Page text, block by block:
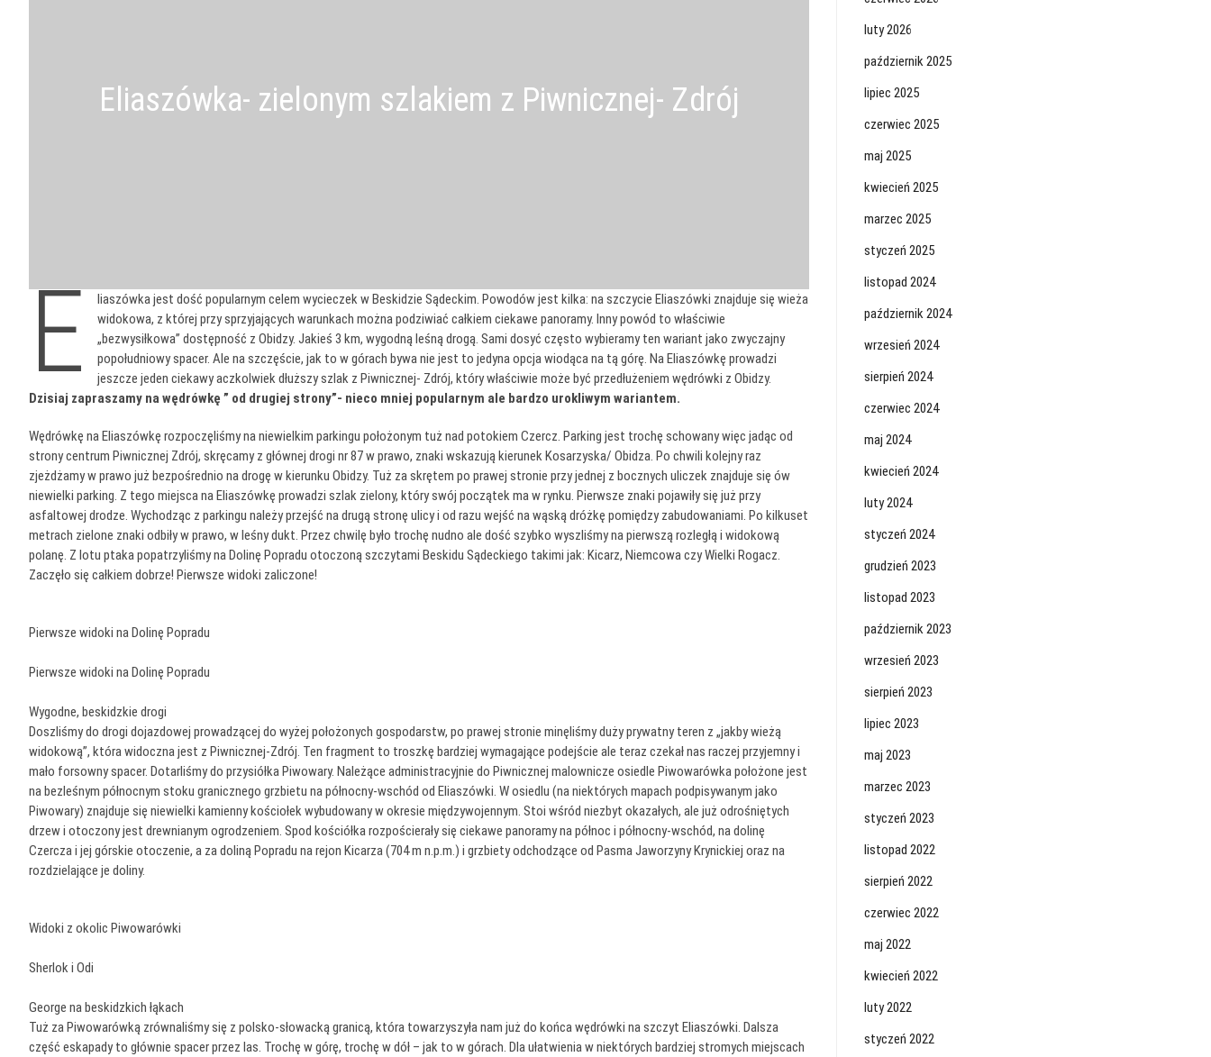
Eliaszówka- zielonym szlakiem z Piwnicznej- Zdrój
E
liaszówka jest dość popularnym celem wycieczek w Beskidzie Sądeckim. Powodów jest kilka: na szczycie Eliaszówki znajduje się wieża
widokowa, z której przy sprzyjających warunkach można podziwiać całkiem ciekawe panoramy. Inny powód to właściwie
„bezwysiłkowa” dostępność z Obidzy. Jakieś 3 km, wygodną leśną drogą. Sami dosyć często wybieramy ten wariant jako zwyczajny
popołudniowy spacer. Ale na szczęście, jak to w górach bywa nie jest to jedyna opcja wiodąca na tą górę. Na Eliaszówkę prowadzi
jeszcze jeden ciekawy aczkolwiek dłuższy szlak z Piwnicznej- Zdrój, który właściwie może być przedłużeniem wędrówki z Obidzy.
Dzisiaj zapraszamy na wędrówkę ” od drugiej strony”- nieco mniej popularnym ale bardzo urokliwym wariantem.
Wędrówkę na Eliaszówkę rozpoczęliśmy na niewielkim parkingu położonym tuż nad potokiem Czercz. Parking jest trochę schowany więc jadąc od
strony centrum Piwnicznej Zdrój, skręcamy z głównej drogi nr 87 w prawo, znaki wskazują kierunek Kosarzyska/ Obidza. Po chwili kolejny raz
zjeżdżamy w prawo już bezpośrednio na drogę w kierunku Obidzy. Tuż za skrętem po prawej stronie przy jednej z bocznych uliczek znajduje się ów
niewielki parking. Z tego miejsca na Eliaszówkę prowadzi szlak zielony, który swój początek ma w rynku. Pierwsze znaki pojawiły się już przy
asfaltowej drodze. Wychodząc z parkingu należy przejść na drugą stronę ulicy i od razu wejść na wąską dróżkę pomiędzy zabudowaniami. Po kilkuset
metrach zielone znaki odbiły w prawo, w leśny dukt. Przez chwilę było trochę nudno ale dość szybko wyszliśmy na pierwszą rozległą i widokową
polanę. Z lotu ptaka popatrzyliśmy na Dolinę Popradu otoczoną szczytami Beskidu Sądeckiego takimi jak: Kicarz, Niemcowa czy Wielki Rogacz.
Zaczęło się całkiem dobrze! Pierwsze widoki zaliczone!
Pierwsze widoki na Dolinę Popradu
Pierwsze widoki na Dolinę Popradu
Wygodne, beskidzkie drogi
Doszliśmy do drogi dojazdowej prowadzącej do wyżej położonych gospodarstw, po prawej stronie minęliśmy duży prywatny teren z „jakby wieżą
widokową”, która widoczna jest z Piwnicznej-Zdrój. Ten fragment to troszkę bardziej wymagające podejście ale teraz czekał nas raczej przyjemny i
mało forsowny spacer. Dotarliśmy do przysiółka Piwowary. Należące administracyjnie do Piwnicznej malownicze osiedle Piwowarówka położone jest
na bezleśnym północnym stoku granicznego grzbietu na północny-wschód od Eliaszówki. W osiedlu (na niektórych mapach podpisywanym jako
Piwowary) znajduje się niewielki kamienny kościołek wybudowany w okresie międzywojennym. Stoi wśród niezbyt okazałych, ale już odrośniętych
drzew i otoczony jest drewnianym ogrodzeniem. Spod kościółka rozpościerały się ciekawe panoramy na północ i północny-wschód, na dolinę
Czercza i jej górskie otoczenie, a za doliną Popradu na rejon Kicarza (704 m n.p.m.) i grzbiety odchodzące od Pasma Jaworzyny Krynickiej oraz na
rozdzielające je doliny.
Widoki z okolic Piwowarówki
Sherlok i Odi
George na beskidzkich łąkach
Tuż za Piwowarówką zrównaliśmy się z polsko-słowacką granicą, która towarzyszyła nam już do końca wędrówki na szczyt Eliaszówki. Dalsza
część eskapady to głównie spacer przez las. Trochę w górę, trochę w dół – jak to w górach. Dla ułatwienia w niektórych bardziej stromych miejscach
luty 2026
październik 2025
lipiec 2025
czerwiec 2025
maj 2025
kwiecień 2025
marzec 2025
styczeń 2025
listopad 2024
październik 2024
wrzesień 2024
sierpień 2024
czerwiec 2024
maj 2024
kwiecień 2024
luty 2024
styczeń 2024
grudzień 2023
listopad 2023
październik 2023
wrzesień 2023
sierpień 2023
lipiec 2023
maj 2023
marzec 2023
styczeń 2023
listopad 2022
sierpień 2022
czerwiec 2022
maj 2022
kwiecień 2022
luty 2022
styczeń 2022